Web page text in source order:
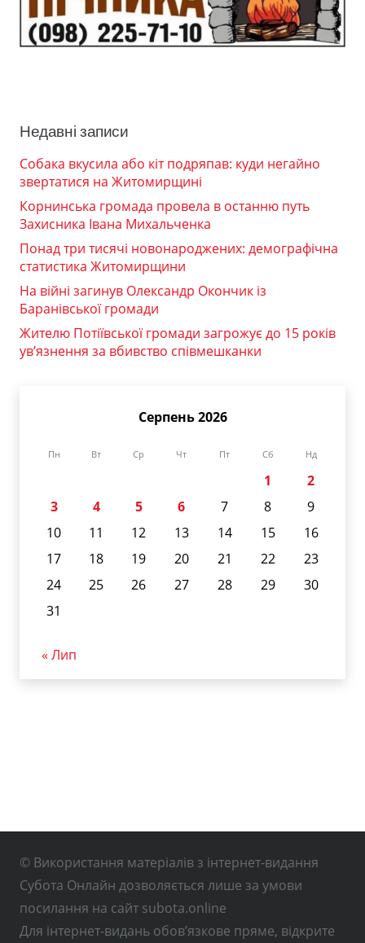
Недавні записи
Собака вкусила або кіт подряпав: куди негайно
звертатися на Житомирщині
Корнинська громада провела в останню путь
Захисника Івана Михальченка
Понад три тисячі новонароджених: демографічна
статистика Житомирщини
На війні загинув Олександр Окончик із
Баранівської громади
Жителю Потіївської громади загрожує до 15 років
ув’язнення за вбивство співмешканки
Серпень 2026
Пн Вт Ср Чт Пт Сб Нд
1
2
3
4 5 6 7 8
9
10
11 12 13 14 15
16
17
18 19 20 21 22
23
24
25 26 27 28 29
30
31
« Лип
© Використання матеріалів з інтернет-видання
Субота Онлайн дозволяється лише за умови
посилання на сайт subota.online
Для інтернет-видань обов’язкове пряме, відкрите